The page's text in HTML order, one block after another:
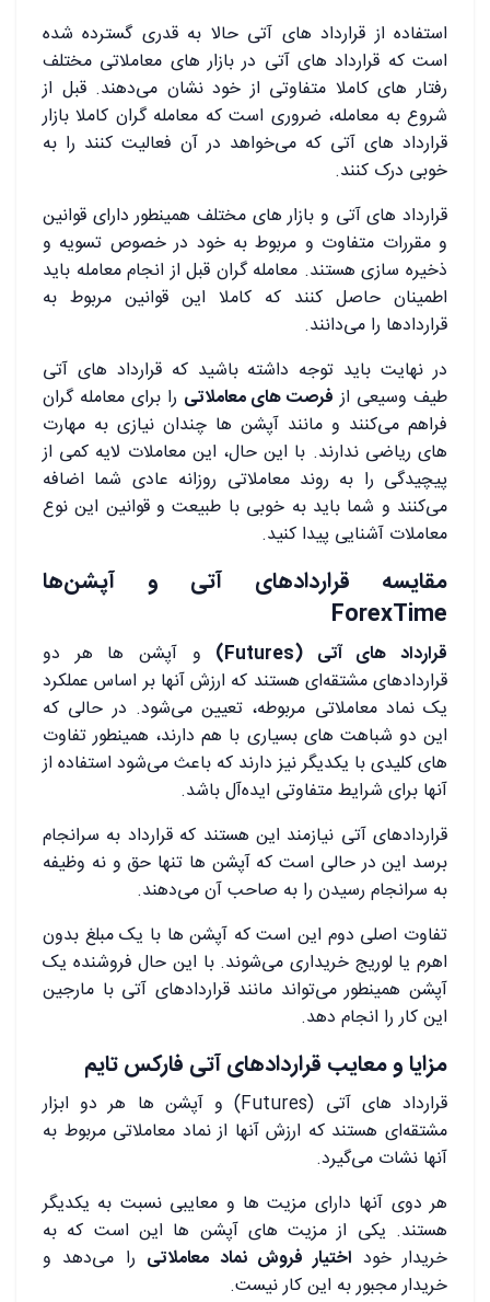
استفاده از قرارداد های آتی حالا به قدری گسترده شده
است که قرارداد های آتی در بازار های معاملاتی مختلف
رفتار های کاملا متفاوتی از خود نشان می‌دهند. قبل از
شروع به معامله، ضروری است که معامله ‌گران کاملا بازار
قرارداد های آتی که می‌خواهد در آن فعالیت کنند را به
خوبی درک کنند.
قرارداد های آتی و بازار های مختلف همینطور دارای قوانین
و مقررات متفاوت و مربوط به خود در خصوص تسویه و
ذخیره ‌سازی هستند. معامله ‌گران قبل از انجام معامله باید
اطمینان حاصل کنند که کاملا این قوانین مربوط به
قراردادها را می‌دانند.
در نهایت باید توجه داشته باشید که قرارداد های آتی
طیف وسیعی از فرصت‌ های معاملاتی را برای معامله‌ گران
فراهم می‌کنند و مانند آپشن ‌ها چندان نیازی به مهارت
‌های ریاضی ندارند. با این حال، این معاملات لایه‌ کمی از
پیچیدگی را به روند معاملاتی روزانه عادی شما اضافه
می‌کنند و شما باید به خوبی با طبیعت و قوانین این نوع
معاملات آشنایی پیدا کنید.
مقایسه قراردادهای آتی و آپشن‌ها
ForexTime
قرارداد های آتی (Futures)
و آپشن ‌ها هر دو
قراردادهای مشتقه‌ای هستند که ارزش آنها بر اساس عملکرد
یک نماد معاملاتی مربوطه، تعیین می‌شود. در حالی که
این دو شباهت‌ های بسیاری با هم دارند، همینطور تفاوت‌
های کلیدی با یکدیگر نیز دارند که باعث می‌شود استفاده از
آنها برای شرایط متفاوتی ایده‌آل باشد.
قراردادهای آتی نیازمند این هستند که قرارداد به سرانجام
برسد این در حالی است که آپشن ‌ها تنها حق و نه وظیفه‌
به سرانجام رسیدن را به صاحب آن می‌دهند.
تفاوت اصلی دوم این است که آپشن‌ ها با یک مبلغ بدون
اهرم یا لوریج خریداری می‌شوند. با این حال فروشنده‌ یک
آپشن همینطور می‌تواند مانند قراردادهای آتی با مارجین
این کار را انجام دهد.
مزایا و معایب قراردادهای آتی فارکس تایم
قرارداد های آتی (Futures) و آپشن ‌ها هر دو ابزار
مشتقه‌ای هستند که ارزش آنها از نماد معاملاتی مربوط به
آنها نشات می‌گیرد.
هر دوی آنها دارای مزیت ‌ها و معایبی نسبت به یکدیگر
هستند. یکی از مزیت‌ های آپشن‌ ها این است که به
خریدار خود اختیار فروش نماد معاملاتی را می‌دهد و
خریدار مجبور به این کار نیست.